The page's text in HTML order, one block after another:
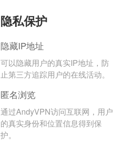
隐私保护
隐藏IP地址
可以隐藏用户的真实IP地址，防
止第三方追踪用户的在线活动。
匿名浏览
通过AndyVPN访问互联网，用户
的真实身份和位置信息得到保
护。